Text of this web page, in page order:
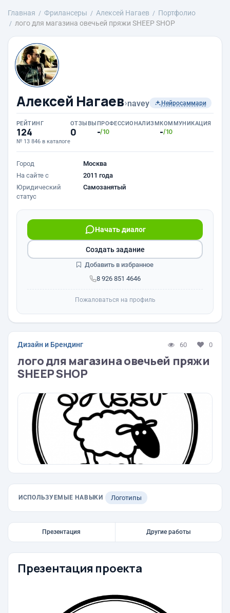
Главная Фрилансеры Алексей Нагаев
Портфолио
лого для магазина овечьей пряжи SHEEP SHOP
Алексей Нагаев›navey Нейросаммари
РЕЙТИНГ
124
№ 13 846 в каталоге
ОТЗЫВЫ
0
ПРОФЕССИОНАЛИЗМ
-/10
КОММУНИКАЦИЯ
-/10
Город
Москва
На сайте с
2011 года
Юридический
статус
Самозанятый
8 926 851 4646
Начать диалог
Создать задание
Добавить в избранное
Пожаловаться на профиль
Дизайн и Брендинг 60 0
лого для магазина овечьей пряжи
SHEEP SHOP
ИСПОЛЬЗУЕМЫЕ НАВЫКИ Логотипы
Презентация Другие работы
Презентация проекта